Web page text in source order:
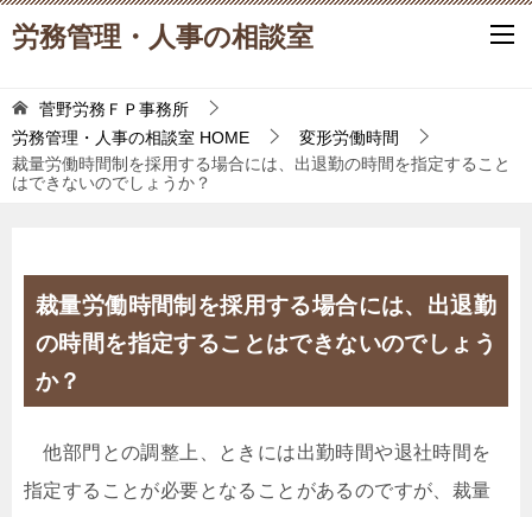
労務管理・人事の相談室
菅野労務ＦＰ事務所
労務管理・人事の相談室 HOME
変形労働時間
裁量労働時間制を採用する場合には、出退勤の時間を指定すること
はできないのでしょうか？
裁量労働時間制を採用する場合には、出退勤
の時間を指定することはできないのでしょう
か？
他部門との調整上、ときには出勤時間や退社時間を
指定することが必要となることがあるのですが、裁量